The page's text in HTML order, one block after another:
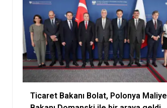
Ticaret Bakanı Bolat, Polonya Maliye